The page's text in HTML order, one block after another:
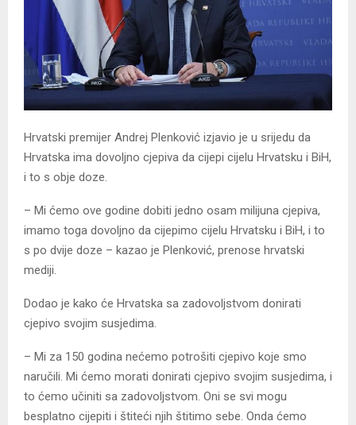
Hrvatski premijer Andrej Plenković izjavio je u srijedu da
Hrvatska ima dovoljno cjepiva da cijepi cijelu Hrvatsku i BiH,
i to s obje doze.
– Mi ćemo ove godine dobiti jedno osam milijuna cjepiva,
imamo toga dovoljno da cijepimo cijelu Hrvatsku i BiH, i to
s po dvije doze – kazao je Plenković, prenose hrvatski
mediji.
Dodao je kako će Hrvatska sa zadovoljstvom donirati
cjepivo svojim susjedima.
– Mi za 150 godina nećemo potrošiti cjepivo koje smo
naručili. Mi ćemo morati donirati cjepivo svojim susjedima, i
to ćemo učiniti sa zadovoljstvom. Oni se svi mogu
besplatno cijepiti i štiteći njih štitimo sebe. Onda ćemo